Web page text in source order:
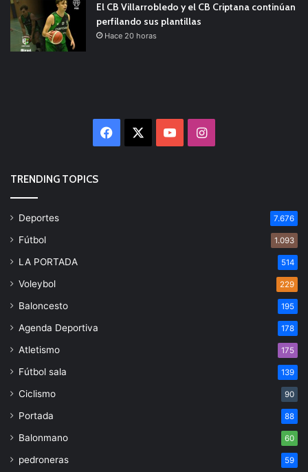
El CB Villarrobledo y el CB Criptana continúan
perfilando sus plantillas
Hace 20 horas
Facebook YouTubeInstagram
TRENDING TOPICS
Deportes 7.676
Fútbol 1.093
LA PORTADA 514
Voleybol 229
Baloncesto 195
Agenda Deportiva 178
Atletismo 175
Fútbol sala 139
Ciclismo 90
Portada 88
Balonmano 60
pedroneras 59